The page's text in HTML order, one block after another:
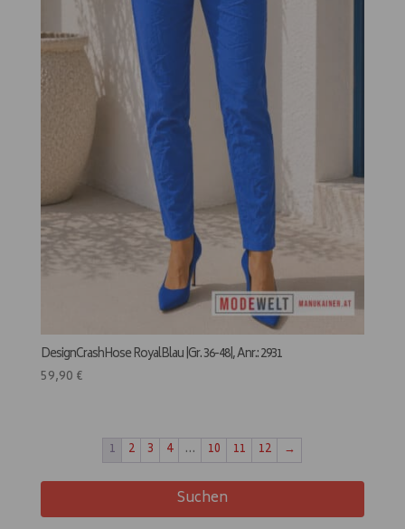
DesignCrashHose RoyalBlau |Gr. 36-48|, Anr.: 2931
59,90 €
1 2 3 4 … 10 11 12 →
Suchen